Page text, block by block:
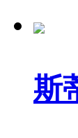
斯